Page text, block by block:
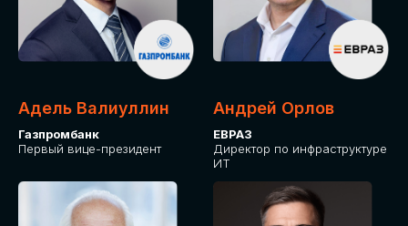
Адель Валиуллин
Газпромбанк
Первый вице-президент
Андрей Орлов
ЕВРАЗ
Директор по инфраструктуре
ИТ